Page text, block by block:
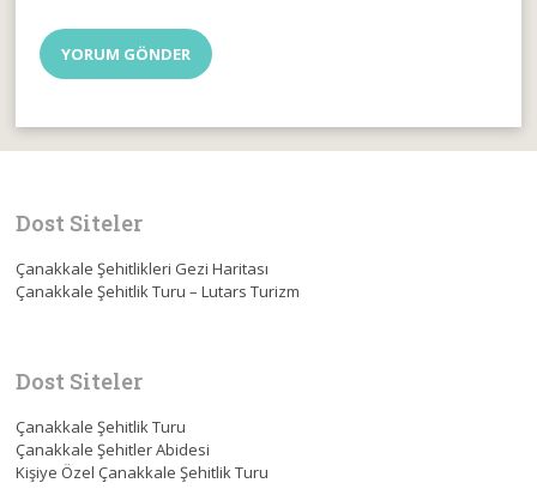
Dost Siteler
Çanakkale Şehitlikleri Gezi Haritası
Çanakkale Şehitlik Turu – Lutars Turizm
Dost Siteler
Çanakkale Şehitlik Turu
Çanakkale Şehitler Abidesi
Kişiye Özel Çanakkale Şehitlik Turu